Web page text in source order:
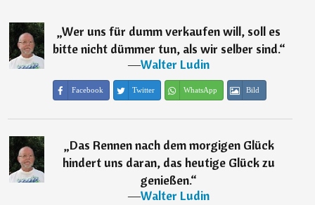
„Wer uns für dumm verkaufen will, soll es
bitte nicht dümmer tun, als wir selber sind.“
―Walter Ludin
Facebook Twitter WhatsApp Bild
„Das Rennen nach dem morgigen Glück
hindert uns daran, das heutige Glück zu
genießen.“
―Walter Ludin